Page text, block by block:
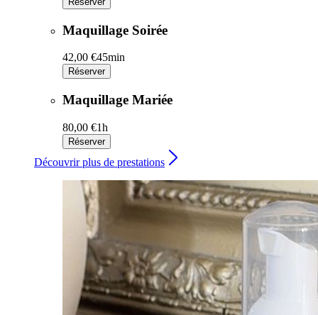
Maquillage Soirée
42,00 €45min
Réserver
Maquillage Mariée
80,00 €1h
Réserver
Découvrir plus de prestations